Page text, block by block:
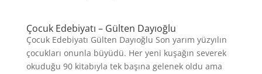
Çocuk Edebiyatı – Gülten Dayıoğlu
Çocuk Edebiyatı Gülten Dayıoğlu Son yarım yüzyılın
çocukları onunla büyüdü. Her yeni kuşağın severek
okuduğu 90 kitabıyla tek başına gelenek oldu ama